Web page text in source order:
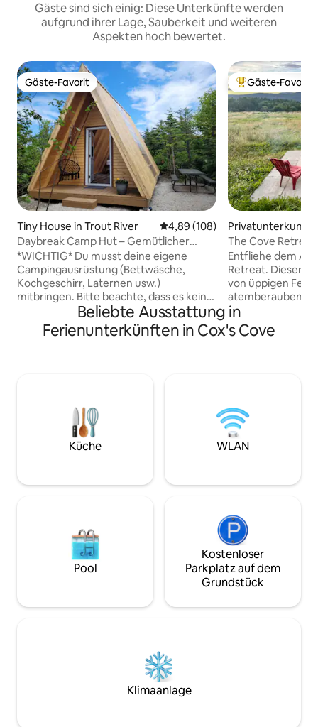
Gäste sind sich einig: Diese Unterkünfte werden
aufgrund ihrer Lage, Sauberkeit und weiteren
Aspekten hoch bewertet.
Gäste-Favorit
Gäste-Favorit
Tiny House in Trout River Durchschnittliche Bewertung:
4,89 (108)
Daybreak Camp Hut – Gemütlicher
rustikaler Aufenthalt (1/3)
*WICHTIG* Du musst deine eigene
Campingausrüstung (Bettwäsche,
Kochgeschirr, Laternen usw.)
mitbringen. Bitte beachte, dass es kein
Wasser oder Strom gibt.
Netzunabhängiges Camping! Unsere
robusten A-Rahmen-Hütten sind der
Gehe nach draußen zu deinem privaten
Feuerstellenbereich und einem
Picknicktisch. Du bist umgeben von der
Natur und hast einen atemberaubenden
zum Beobachten der Sterne macht!
Beliebter Gäste-
Gäste-Favorit
Privatunterkunft
ve
The Cove Retreat
Entfliehe dem
Retreat. Dieser
von üppigen
Cove Valley,
Tableland
Entspanne dich
die Gegend zu
mit dem Fahrrad
dich vom
Nachthimmel
möchten, oder
Beliebte Ausstattung in
Ferienunterkünften in Cox's Cove
Küche WLAN
Pool
Kostenloser
Parkplatz auf dem
Grundstück
Klimaanlage